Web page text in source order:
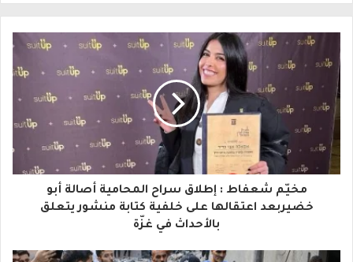
ر
ي
د
ك
ا
مخيّم شعفاط : إطلاق سراح المحامية أصالة أبو
خضيربعد اعتقالها على خلفية كتابة منشور يتعلق
بالأحداث في غزّة